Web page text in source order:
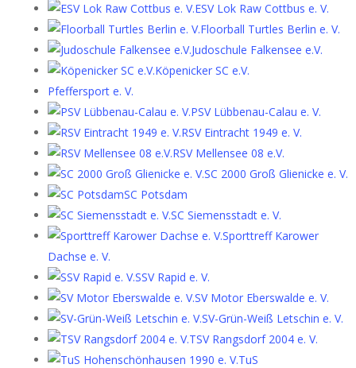
ESV Lok Raw Cottbus e. V.
Floorball Turtles Berlin e. V.
Judoschule Falkensee e.V.
Köpenicker SC e.V.
Pfeffersport e. V.
PSV Lübbenau-Calau e. V.
RSV Eintracht 1949 e. V.
RSV Mellensee 08 e.V.
SC 2000 Groß Glienicke e. V.
SC Potsdam
SC Siemensstadt e. V.
Sporttreff Karower
Dachse e. V.
SSV Rapid e. V.
SV Motor Eberswalde e. V.
SV-Grün-Weiß Letschin e. V.
TSV Rangsdorf 2004 e. V.
TuS